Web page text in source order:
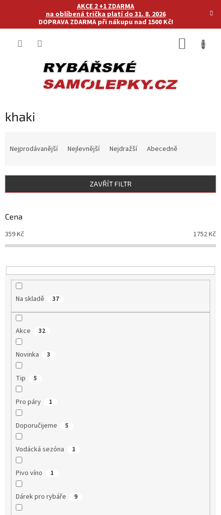
AKCE 2 +1 ZDARMA
na oblíbená trička platí do 31. 8. 2026
DOPRAVA ZDARMA při nákupu nad 1500 Kč!
khaki
í
r
o
d
u
t
ů
Nejprodávanější Nejlevnější Nejdražší Abecedně
ZAVŘÍT FILTR
Cena
359Kč 1752Kč
Na skladě 37
Akce 32
Novinka 3
Tip 5
Pro páry 1
Doporučijeme 5
Vodácká sezóna 1
Pivo víno 1
Dárek pro rybáře 9